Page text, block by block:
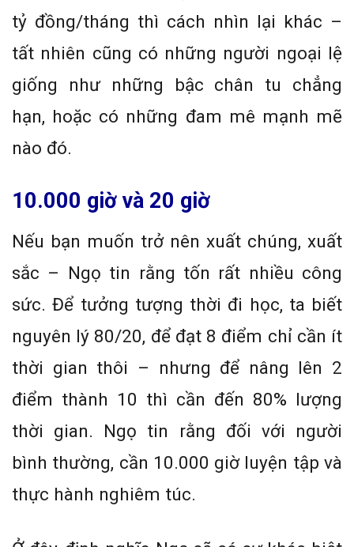
tỷ đồng/tháng thì cách nhìn lại khác –
tất nhiên cũng có những người ngoại lệ
giống như những bậc chân tu chẳng
hạn, hoặc có những đam mê mạnh mẽ
nào đó.
10.000 giờ và 20 giờ
Nếu bạn muốn trở nên xuất chúng, xuất
sắc – Ngọ tin rằng tốn rất nhiều công
sức. Để tưởng tượng thời đi học, ta biết
nguyên lý 80/20, để đạt 8 điểm chỉ cần ít
thời gian thôi – nhưng để nâng lên 2
điểm thành 10 thì cần đến 80% lượng
thời gian. Ngọ tin rằng đối với người
bình thường, cần 10.000 giờ luyện tập và
thực hành nghiêm túc.